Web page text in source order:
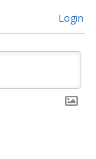
Login